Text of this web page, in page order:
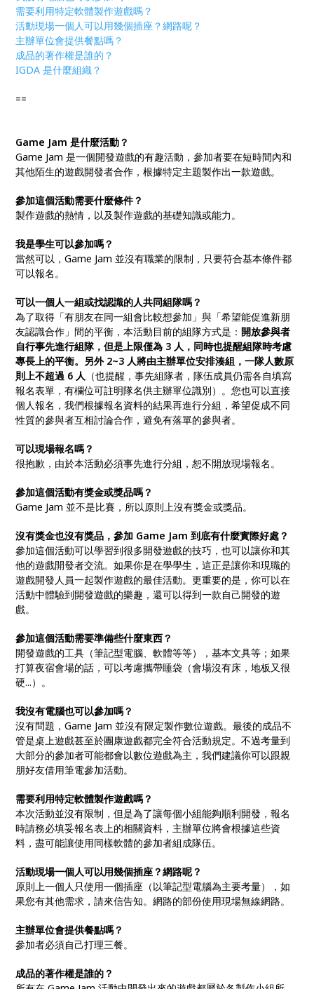
需要利用特定軟體製作遊戲嗎？
活動現場一個人可以用幾個插座？網路呢？
主辦單位會提供餐點嗎？
成品的著作權是誰的？
IGDA 是什麼組織？
==
Game Jam 是什麼活動？
Game Jam 是一個開發遊戲的有趣活動，參加者要在短時間內和
其他陌生的遊戲開發者合作，根據特定主題製作出一款遊戲。
參加這個活動需要什麼條件？
製作遊戲的熱情，以及製作遊戲的基礎知識或能力。
我是學生可以參加嗎？
當然可以，Game Jam 並沒有職業的限制，只要符合基本條件都
可以報名。
可以一個人一組或找認識的人共同組隊嗎？
為了取得「有朋友在同一組會比較想參加」與「希望能促進新朋
友認識合作」間的平衡，本活動目前的組隊方式是：開放參與者
自行事先進行組隊，但是上限僅為 3 人，同時也提醒組隊時考慮
專長上的平衡。另外 2~3 人將由主辦單位安排湊組，一隊人數原
則上不超過 6 人 （也提醒，事先組隊者，隊伍成員仍需各自填寫
報名表單，有欄位可註明隊名供主辦單位識別）。您也可以直接
個人報名，我們根據報名資料的結果再進行分組，希望促成不同
性質的參與者互相討論合作，避免有落單的參與者。
可以現場報名嗎？
很抱歉，由於本活動必須事先進行分組，恕不開放現場報名。
參加這個活動有獎金或獎品嗎？
Game Jam 並不是比賽，所以原則上沒有獎金或獎品。
沒有獎金也沒有獎品，參加 Game Jam 到底有什麼實際好處？
參加這個活動可以學習到很多開發遊戲的技巧，也可以讓你和其
他的遊戲開發者交流。如果你是在學學生，這正是讓你和現職的
遊戲開發人員一起製作遊戲的最佳活動。更重要的是，你可以在
活動中體驗到開發遊戲的樂趣，還可以得到一款自己開發的遊
戲。
參加這個活動需要準備些什麼東西？
開發遊戲的工具（筆記型電腦、軟體等等），基本文具等；如果
打算夜宿會場的話，可以考慮攜帶睡袋（會場沒有床，地板又很
硬...）。
我沒有電腦也可以參加嗎？
沒有問題，Game Jam 並沒有限定製作數位遊戲。最後的成品不
管是桌上遊戲甚至於團康遊戲都完全符合活動規定。不過考量到
大部分的參加者可能都會以數位遊戲為主，我們建議你可以跟親
朋好友借用筆電參加活動。
需要利用特定軟體製作遊戲嗎？
本次活動並沒有限制，但是為了讓每個小組能夠順利開發，報名
時請務必填妥報名表上的相關資料，主辦單位將會根據這些資
料，盡可能讓使用同樣軟體的參加者組成隊伍。
活動現場一個人可以用幾個插座？網路呢？
原則上一個人只使用一個插座（以筆記型電腦為主要考量），如
果您有其他需求，請來信告知。網路的部份使用現場無線網路。
主辦單位會提供餐點嗎？
參加者必須自己打理三餐。
成品的著作權是誰的？